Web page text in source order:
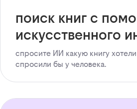
поиск книг с
искусственного
спросите ИИ какую книгу
спросили бы у человека.